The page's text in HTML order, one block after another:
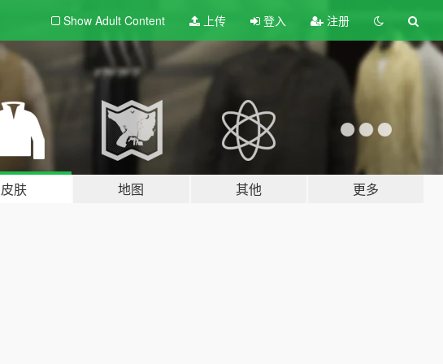
Show Adult Content 上传 登入 注册
皮肤 地图 其他 更多